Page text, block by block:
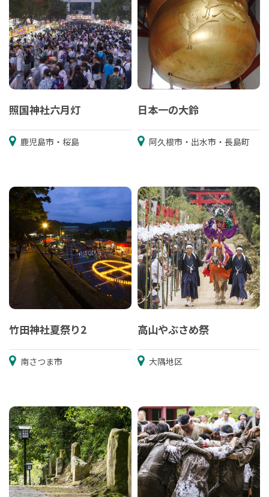
照国神社六月灯
鹿児島市・桜島
日本一の大鈴
阿久根市・出水市・長島町
竹田神社夏祭り2
南さつま市
高山やぶさめ祭
大隅地区